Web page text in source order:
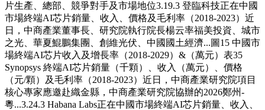
片生產、總部、競爭對手及市場地位3.19.3 登臨科技正在中國
市場終端AI芯片銷量、收入、價格及毛利率（2018-2023）近
日，中商產業董事長、研究院執行院長楊云率福美投資、城市
之光、華夏鯤鵬集團、創維光伏、中國國土經濟...圖15 中國市
場終端AI芯片收入及增長率（2018-2029）&（萬元）表35
Synopsys 終端AI芯片銷量（千顆）、收入（萬元）、價格
（元/顆）及毛利率（2018-2023）近日，中商產業研究院項目
核心專家應邀赴織金縣，中商產業研究院協辦的2026鄭州-
粵...3.24.3 Habana Labs正在中國市場終端AI芯片銷量、收入、